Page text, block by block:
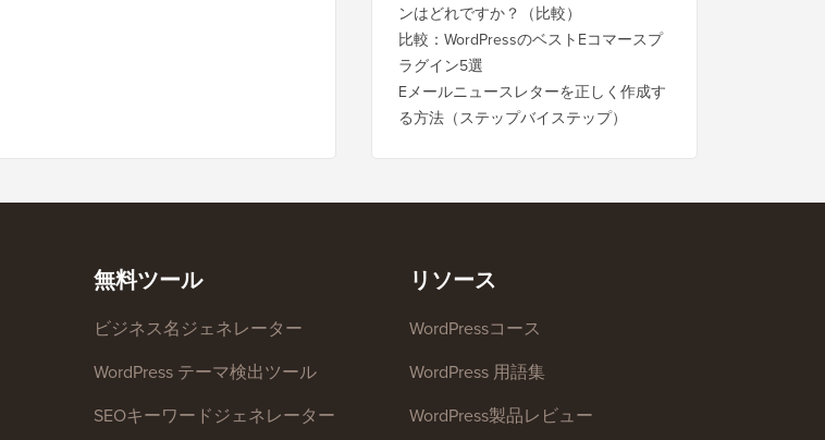
ンはどれですか？（比較）
比較：WordPressのベストEコマースプ
ラグイン5選
Eメールニュースレターを正しく作成す
る方法（ステップバイステップ）
無料ツール
ビジネス名ジェネレーター
WordPress テーマ検出ツール
SEOキーワードジェネレーター
リソース
WordPressコース
WordPress 用語集
WordPress製品レビュー